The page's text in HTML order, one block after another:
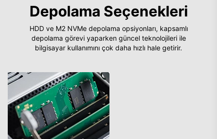
Depolama Seçenekleri
HDD ve M2 NVMe depolama opsiyonları, kapsamlı
depolama görevi yaparken güncel teknolojileri ile
bilgisayar kullanımını çok daha hızlı hale getirir.